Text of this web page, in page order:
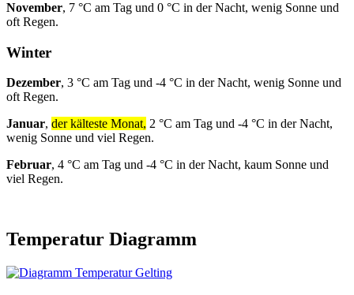
November, 7 °C am Tag und 0 °C in der Nacht, wenig Sonne und
oft Regen.
Winter
Dezember, 3 °C am Tag und -4 °C in der Nacht, wenig Sonne und
oft Regen.
Januar, der kälteste Monat, 2 °C am Tag und -4 °C in der Nacht,
wenig Sonne und viel Regen.
Februar, 4 °C am Tag und -4 °C in der Nacht, kaum Sonne und
viel Regen.
Temperatur Diagramm